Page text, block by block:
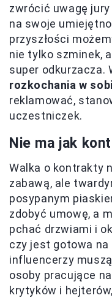
zwrócić uwagę
na swoje
przyszłości
nie tylko szminek,
super odkurzacza.
rozkochania w
reklamować,
uczestniczek.
Nie ma jak
Walka o kontrakty
zabawą, ale
posypanym
zdobyć umowę, a
pchać drzwiami i
czy jest gotowa na
influencerzy
osoby pracujące
krytyków i